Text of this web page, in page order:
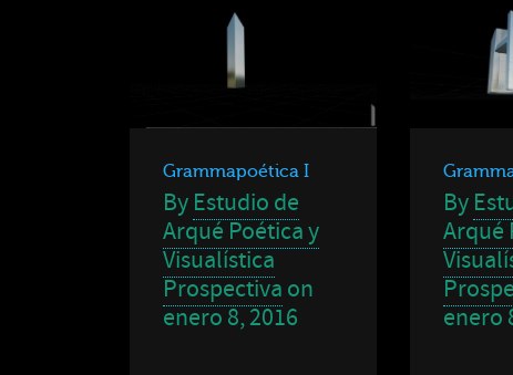
Grammapoética I
By Estudio de
Arqué Poética y
Visualística
Prospectiva on
enero 8, 2016
By
Arqué
enero